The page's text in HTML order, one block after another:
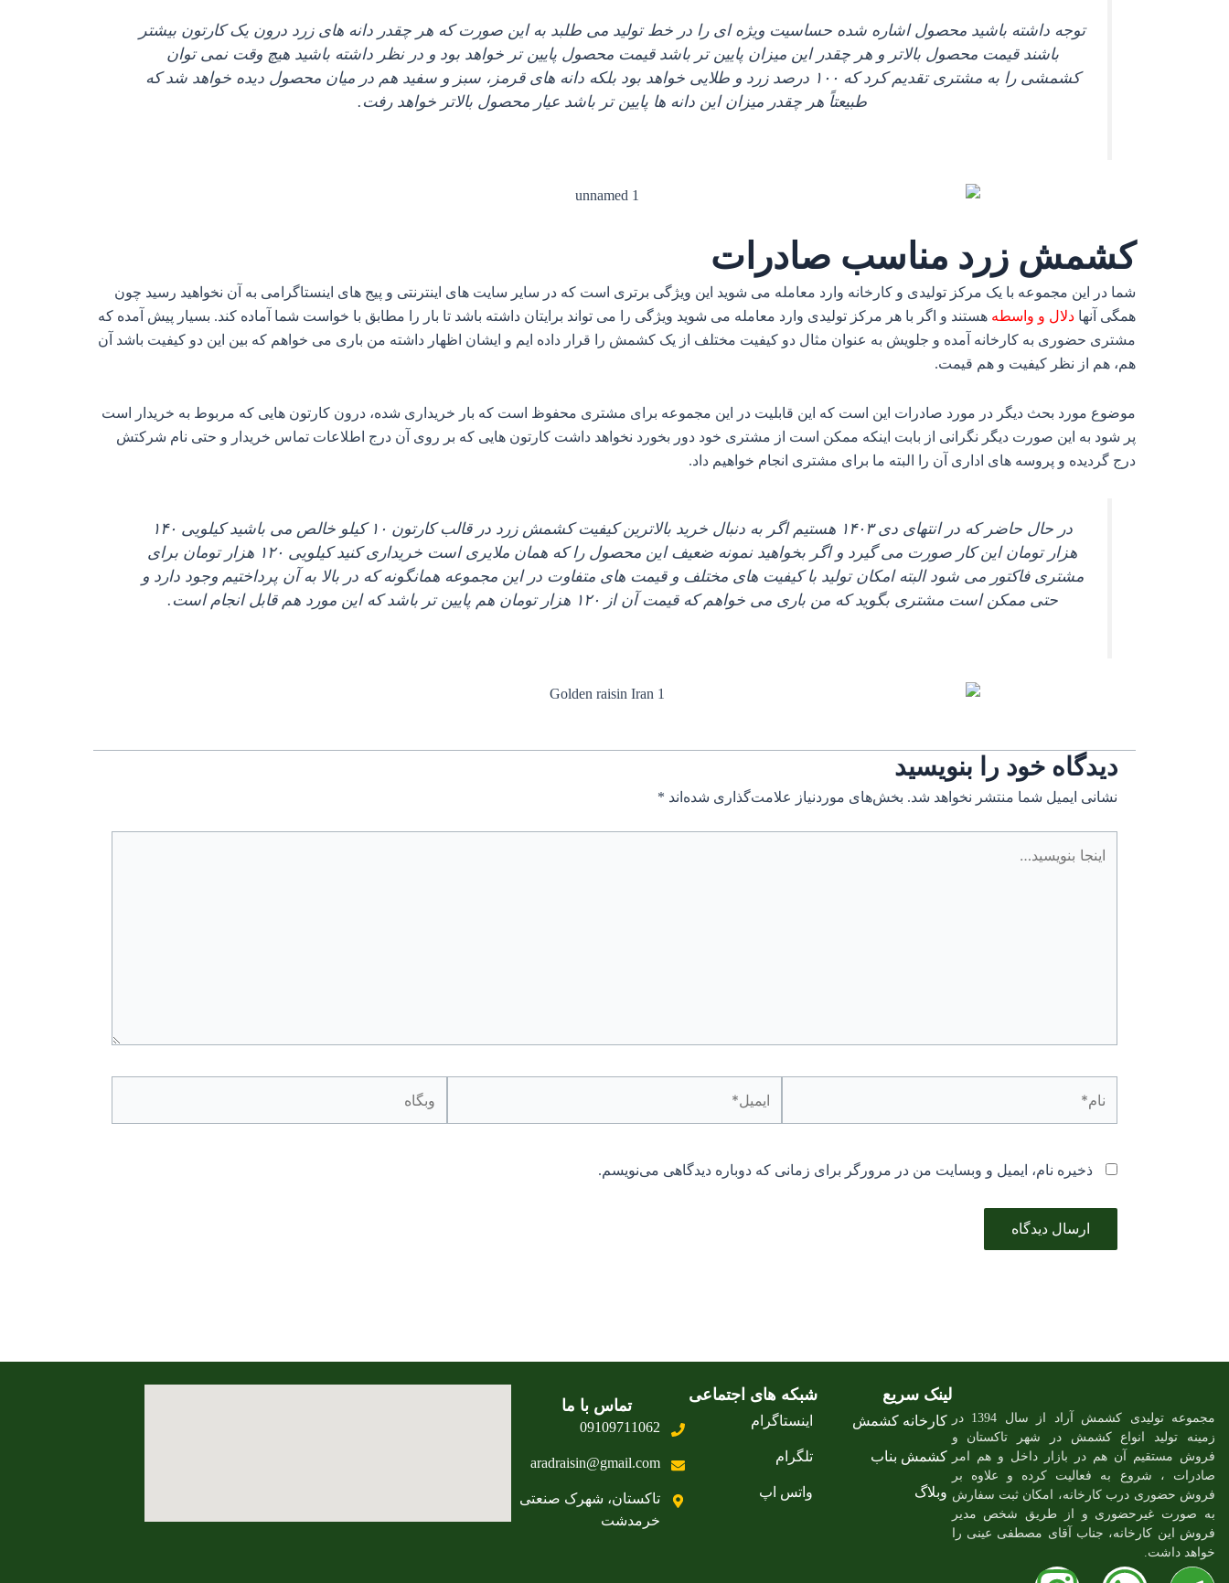
توجه داشته باشید محصول اشاره شده حساسیت ویژه‌ ای را در خط تولید می‌ طلبد به این صورت که هر چقدر دانه‌ های زرد درون یک کارتون بیشتر
باشند قیمت محصول بالاتر و هر چقدر این میزان پایین‌ تر باشد قیمت محصول پایین‌ تر خواهد بود و در نظر داشته باشید هیچ وقت نمی‌ توان
کشمشی را به مشتری تقدیم کرد که ۱۰۰ درصد زرد و طلایی خواهد بود بلکه دانه‌ های قرمز، سبز و سفید هم در میان محصول دیده خواهد شد که
طبیعتاً هر چقدر میزان این دانه‌ ها پایین‌ تر باشد عیار محصول بالاتر خواهد رفت.
کشمش زرد مناسب صادرات
شما در این مجموعه با یک مرکز تولیدی و کارخانه وارد معامله می‌ شوید این ویژگی برتری است که در سایر سایت‌ های اینترنتی و پیج‌ های اینستاگرامی به آن نخواهید رسید چون
همگی آنها دلال و واسطه هستند و اگر با هر مرکز تولیدی وارد معامله می‌ شوید ویژگی را می‌ تواند برایتان داشته باشد تا بار را مطابق با خواست شما آماده کند. بسیار پیش آمده که
مشتری حضوری به کارخانه آمده و جلویش به عنوان مثال دو کیفیت مختلف از یک کشمش را قرار داده‌ ایم و ایشان اظهار داشته من باری می‌ خواهم که بین این دو کیفیت باشد آن
هم، هم از نظر کیفیت و هم قیمت.
موضوع مورد بحث دیگر در مورد صادرات این است که این قابلیت در این مجموعه برای مشتری محفوظ است که بار خریداری شده، درون کارتون‌ هایی که مربوط به خریدار است
پر شود به این صورت دیگر نگرانی از بابت اینکه ممکن است از مشتری خود دور بخورد نخواهد داشت کارتون‌ هایی که بر روی آن درج اطلاعات تماس خریدار و حتی نام شرکتش
درج گردیده و پروسه‌ های اداری آن را البته ما برای مشتری انجام خواهیم داد.
در حال حاضر که در انتهای دی ۱۴۰۳ هستیم اگر به دنبال خرید بالاترین کیفیت کشمش زرد در قالب کارتون ۱۰ کیلو خالص می‌ باشید کیلویی ۱۴۰
هزار تومان این کار صورت می‌ گیرد و اگر بخواهید نمونه ضعیف این محصول را که همان ملایری است خریداری کنید کیلویی ۱۲۰ هزار تومان برای
مشتری فاکتور می‌ شود البته امکان تولید با کیفیت‌ های مختلف و قیمت‌ های متفاوت در این مجموعه همانگونه که در بالا به آن پرداختیم وجود دارد و
حتی ممکن است مشتری بگوید که من باری می‌ خواهم که قیمت آن از ۱۲۰ هزار تومان هم پایین‌ تر باشد که این مورد هم قابل انجام است.
دیدگاه‌ خود را بنویسید
نشانی ایمیل شما منتشر نخواهد شد. بخش‌های موردنیاز علامت‌گذاری شده‌اند *
بنویسید…
ذخیره نام، ایمیل و وبسایت من در مرورگر برای زمانی که دوباره دیدگاهی می‌نویسم.
مجموعه تولیدی کشمش آراد از سال 1394 در
زمینه تولید انواع کشمش در شهر تاکستان و
فروش مستقیم آن هم در بازار داخل و هم امر
صادرات ، شروع به فعالیت کرده و علاوه بر
فروش حضوری درب کارخانه، امکان ثبت سفارش
به صورت غیرحضوری و از طریق شخص مدیر
فروش این کارخانه، جناب آقای مصطفی عینی را
خواهد داشت.
لینک سریع
کارخانه کشمش
کشمش بناب
وبلاگ
شبکه های اجتماعی
اینستاگرام
تلگرام
واتس اپ
تماس با ما
09109711062
aradraisin@gmail.com
تاکستان، شهرک صنعتی
خرمدشت